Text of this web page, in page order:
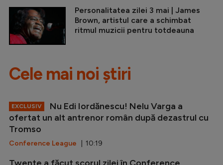
Personalitatea zilei 3 mai | James
Brown, artistul care a schimbat
ritmul muzicii pentru totdeauna
Cele mai noi știri
EXCLUSIV
Nu Edi Iordănescu! Nelu Varga a
ofertat un alt antrenor român după dezastrul cu
Tromso
Conference League | 10:19